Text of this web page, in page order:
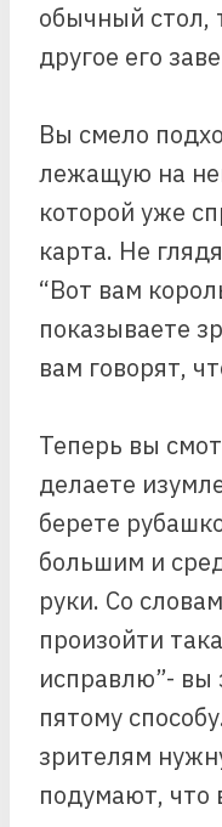
обычный
другое его
Вы смело
лежащую на
которой уже
карта. Не
“Вот вам
показываете
вам говорят,
Теперь вы
делаете
берете
большим и
руки. Со
произойти
исправлю”- вы
пятому
зрителям
подумают, что